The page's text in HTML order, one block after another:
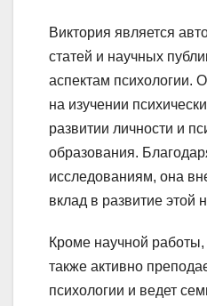
Виктория является
статей и научных
аспектам психологии.
на изучении
развитии личности и
образования.
исследованиям, она
вклад в развитие этой
Кроме научной
также активно
психологии и ведет